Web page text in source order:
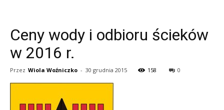
Ceny wody i odbioru ścieków
w 2016 r.
Przez Wiola Woźniczko - 30 grudnia 2015 158 0